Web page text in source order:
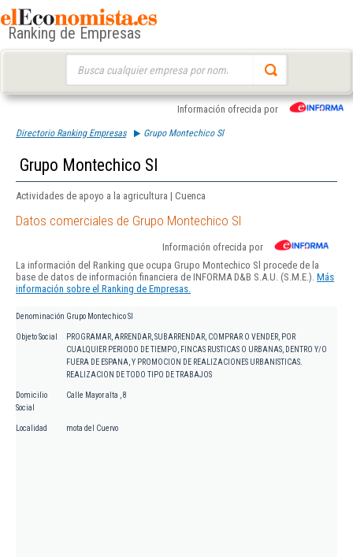
Ranking de Empresas
Información ofrecida por
Directorio Ranking Empresas Grupo Montechico Sl
Grupo Montechico Sl
Actividades de apoyo a la agricultura | Cuenca
Datos comerciales de Grupo Montechico Sl
Información ofrecida por
La información del Ranking que ocupa Grupo Montechico Sl procede de la
base de datos de información financiera de INFORMA D&B S.A.U. (S.M.E.). Más
información sobre el Ranking de Empresas.
Denominación Grupo Montechico Sl
Objeto Social
PROGRAMAR, ARRENDAR, SUBARRENDAR, COMPRAR O VENDER, POR
CUALQUIER PERIODO DE TIEMPO, FINCAS RUSTICAS O URBANAS, DENTRO Y/O
FUERA DE ESPANA, Y PROMOCION DE REALIZACIONES URBANISTICAS.
REALIZACION DE TODO TIPO DE TRABAJOS
Domicilio
Social
Calle Mayor alta , 8
Localidad mota del Cuervo